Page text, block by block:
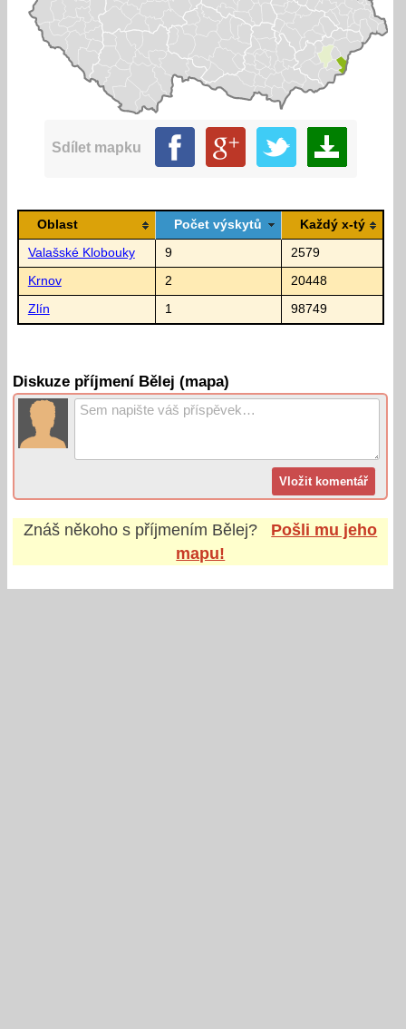
Sdílet mapku
Oblast Počet výskytů Každý x-tý
Valašské Klobouky 9 2579
Krnov 2 20448
Zlín 1 98749
Diskuze příjmení Bělej (mapa)
Znáš někoho s příjmením Bělej?
Pošli mu jeho
mapu!